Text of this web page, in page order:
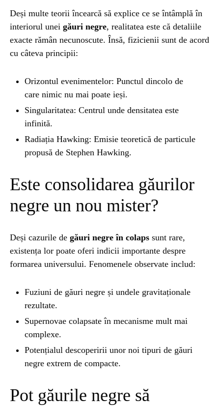
Deși multe teorii încearcă să explice ce se întâmplă în
interiorul unei găuri negre, realitatea este că detaliile
exacte rămân necunoscute. Însă, fizicienii sunt de acord
cu câteva principii:
Orizontul evenimentelor: Punctul dincolo de
care nimic nu mai poate ieși.
Singularitatea: Centrul unde densitatea este
infinită.
Radiația Hawking: Emisie teoretică de particule
propusă de Stephen Hawking.
Este consolidarea găurilor
negre un nou mister?
Deși cazurile de găuri negre în colaps sunt rare,
existența lor poate oferi indicii importante despre
formarea universului. Fenomenele observate includ:
Fuziuni de găuri negre și undele gravitaționale
rezultate.
Supernovae colapsate în mecanisme mult mai
complexe.
Potențialul descoperirii unor noi tipuri de găuri
negre extrem de compacte.
Pot găurile negre să
POPULAR
UNCATEGORIZED
Pământului: Mit sau Realitate?
BLOG
Seriale turcesti:Top 5 cele mai bune seriale
Espressor paduri Senseo blocat?Afla cum îl
poti debloca
Ai simțit vreodată deja-vu? Află de ce se
întâmplă